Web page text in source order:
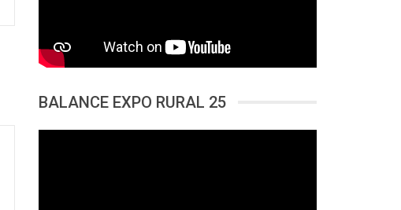
BALANCE EXPO RURAL 25